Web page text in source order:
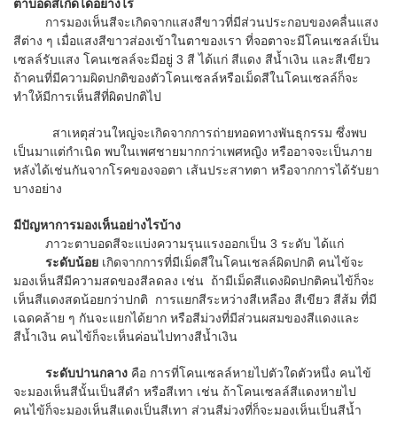
ตาบอดสีเกิดได้อย่างไร
การมองเห็นสีจะเกิดจากแสงสีขาวที่มีส่วนประกอบของคลื่นแสง
สีต่าง ๆ เมื่อแสงสีขาวส่องเข้าในตาของเรา ที่จอตาจะมีโคนเซลล์เป็น
เซลล์รับแสง โคนเซลล์จะมีอยู่ 3 สี ได้แก่ สีแดง สีน้ำเงิน และสีเขียว
ถ้าคนที่มีความผิดปกติของตัวโคนเซลล์หรือเม็ดสีในโคนเซลล์ก็จะ
ทำให้มีการเห็นสีที่ผิดปกติไป
สาเหตุส่วนใหญ่จะเกิดจากการถ่ายทอดทางพันธุกรรม ซึ่งพบ
เป็นมาแต่กำเนิด พบในเพศชายมากกว่าเพศหญิง หรืออาจจะเป็นภาย
หลังได้เช่นกันจากโรคของจอตา เส้นประสาทตา หรือจากการได้รับยา
บางอย่าง
มีปัญหาการมองเห็นอย่างไรบ้าง
ภาวะตาบอดสีจะแบ่งความรุนแรงออกเป็น 3 ระดับ ได้แก่
ระดับน้อย เกิดจากการที่มีเม็ดสีในโคนเชลล์ผิดปกติ คนไข้จะ
มองเห็นสีมีความสดของสีลดลง เช่น ถ้ามีเม็ดสีแดงผิดปกติคนไข้ก็จะ
เห็นสีแดงสดน้อยกว่าปกติ การแยกสีระหว่างสีเหลือง สีเขียว สีส้ม ที่มี
เฉดคล้าย ๆ กันจะแยกได้ยาก หรือสีม่วงที่มีส่วนผสมของสีแดงและ
สีน้ำเงิน คนไข้ก็จะเห็นค่อนไปทางสีน้ำเงิน
ระดับปานกลาง คือ การที่โคนเซลล์หายไปตัวใดตัวหนึ่ง คนไข้
จะมองเห็นสีนั้นเป็นสีดำ หรือสีเทา เช่น ถ้าโคนเซลล์สีแดงหายไป
คนไข้ก็จะมองเห็นสีแดงเป็นสีเทา ส่วนสีม่วงที่ก็จะมองเห็นเป็นสีน้ำ